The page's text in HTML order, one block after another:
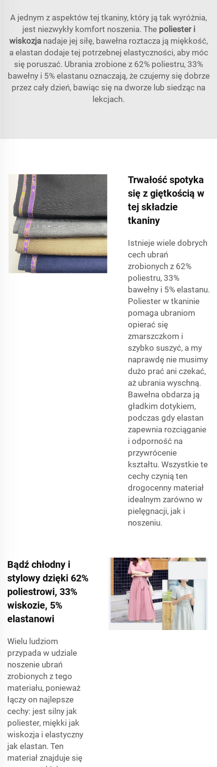
A jednym z aspektów tej tkaniny, który ją tak wyróżnia,
jest niezwykły komfort noszenia. The poliester i
wiskozja nadaje jej siłę, bawełna roztacza ją miękkość,
a elastan dodaje tej potrzebnej elastyczności, aby móc
się poruszać. Ubrania zrobione z 62% poliestru, 33%
bawełny i 5% elastanu oznaczają, że czujemy się dobrze
przez cały dzień, bawiąc się na dworze lub siedząc na
lekcjach.
Trwałość spotyka
się z giętkością w
tej składzie
tkaniny
Istnieje wiele dobrych
cech ubrań
zrobionych z 62%
poliestru, 33%
bawełny i 5% elastanu.
Poliester w tkaninie
pomaga ubraniom
opierać się
zmarszczkom i
szybko suszyć, a my
naprawdę nie musimy
dużo prać ani czekać,
aż ubrania wyschną.
Bawełna obdarza ją
gładkim dotykiem,
podczas gdy elastan
zapewnia rozciąganie
i odporność na
przywrócenie
kształtu. Wszystkie te
cechy czynią ten
drogocenny materiał
idealnym zarówno w
pielęgnacji, jak i
noszeniu.
Bądź chłodny i
stylowy dzięki 62%
poliestrowi, 33%
wiskozie, 5%
elastanowi
Wielu ludziom
przypada w udziale
noszenie ubrań
zrobionych z tego
materiału, ponieważ
łączy on najlepsze
cechy: jest silny jak
poliester, miękki jak
wiskozja i elastyczny
jak elastan. Ten
materiał znajduje się